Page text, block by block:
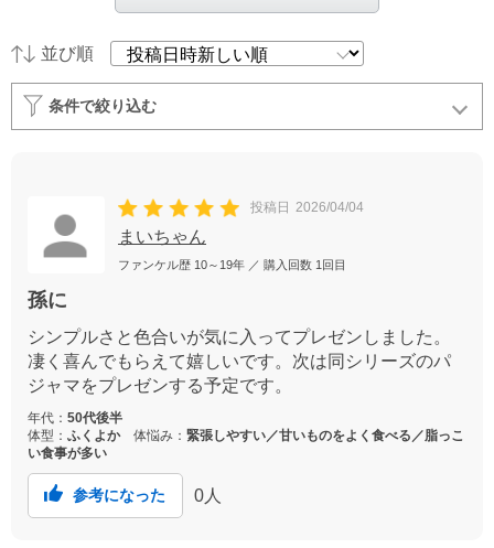
並び順
条件で絞り込む
投稿日 2026/04/04
まいちゃん
ファンケル歴 10～19年 ／ 購入回数 1回目
孫に
シンプルさと色合いが気に入ってプレゼンしました。
凄く喜んでもらえて嬉しいです。次は同シリーズのパ
ジャマをプレゼンする予定です。
年代： 50代後半
体型： ふくよか体悩み： 緊張しやすい／甘いものをよく食べる／脂っこ
い食事が多い
参考になった 0 人